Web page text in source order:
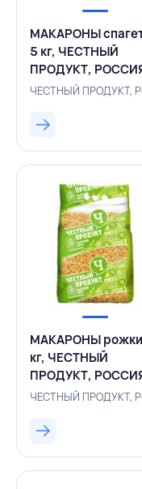
МАКАРОНЫ
5 кг, ЧЕСТНЫЙ
ПРОДУКТ,
МАКАРОНЫ
кг, ЧЕСТНЫЙ
ПРОДУКТ,